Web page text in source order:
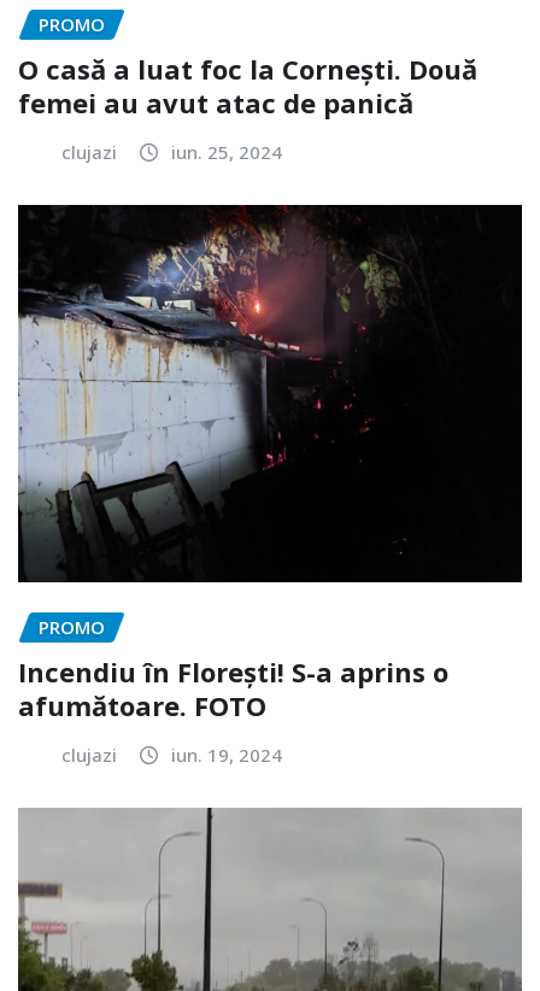
PROMO
O casă a luat foc la Cornești. Două
femei au avut atac de panică
clujazi iun. 25, 2024
PROMO
Incendiu în Florești! S-a aprins o
afumătoare. FOTO
clujazi iun. 19, 2024